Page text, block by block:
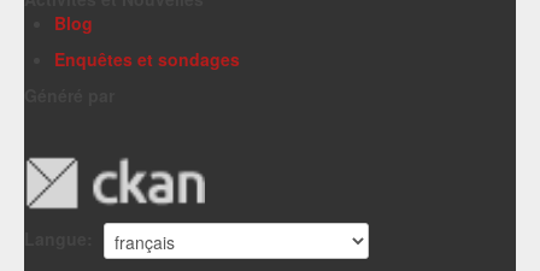
Blog
Enquêtes et sondages